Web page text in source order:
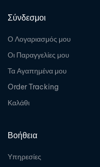
Σύνδεσμοι
Ο Λογαριασμός μου
Οι Παραγγελίες μου
Τα Αγαπημένα μου
Order Tracking
Καλάθι
Βοήθεια
Υπηρεσίες